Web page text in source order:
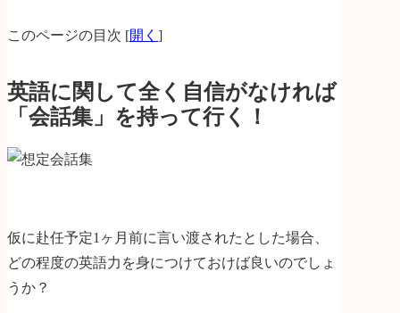
このページの目次 [開く ]
英語に関して全く自信がなければ
「会話集」を持って行く！
仮に赴任予定1ヶ月前に言い渡されたとした場合、
どの程度の英語力を身につけておけば良いのでしょ
うか？